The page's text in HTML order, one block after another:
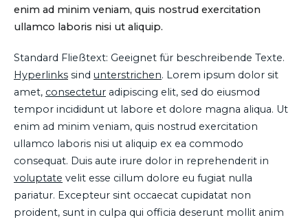
enim ad minim veniam, quis nostrud exercitation
ullamco laboris nisi ut aliquip.
Standard Fließtext: Geeignet für beschreibende Texte.
Hyperlinks sind unterstrichen. Lorem ipsum dolor sit
amet, consectetur adipiscing elit, sed do eiusmod
tempor incididunt ut labore et dolore magna aliqua. Ut
enim ad minim veniam, quis nostrud exercitation
ullamco laboris nisi ut aliquip ex ea commodo
consequat. Duis aute irure dolor in reprehenderit in
voluptate velit esse cillum dolore eu fugiat nulla
pariatur. Excepteur sint occaecat cupidatat non
proident, sunt in culpa qui officia deserunt mollit anim